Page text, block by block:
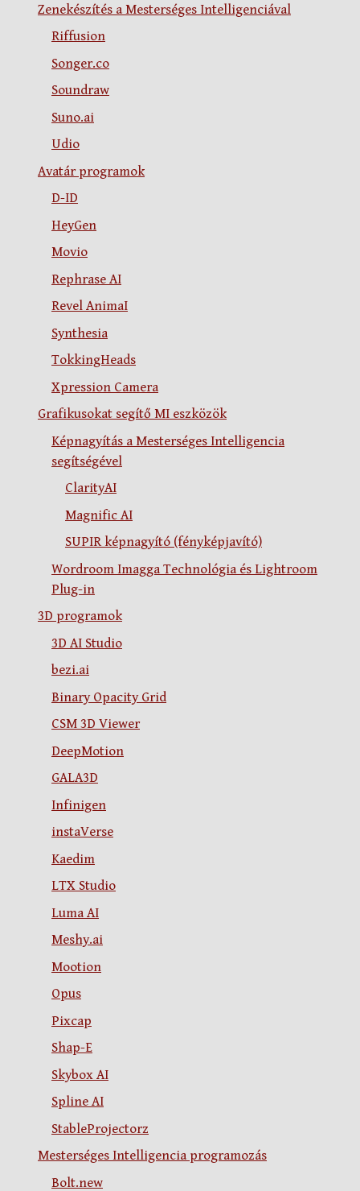
Zenekészítés a Mesterséges Intelligenciával
Riffusion
Songer.co
Soundraw
Suno.ai
Udio
Avatár programok
D-ID
HeyGen
Movio
Rephrase AI
Revel AnimaI
Synthesia
TokkingHeads
Xpression Camera
Grafikusokat segítő MI eszközök
Képnagyítás a Mesterséges Intelligencia
segítségével
ClarityAI
Magnific AI
SUPIR képnagyító (fényképjavító)
Wordroom Imagga Technológia és Lightroom
Plug-in
3D programok
3D AI Studio
bezi.ai
Binary Opacity Grid
CSM 3D Viewer
DeepMotion
GALA3D
Infinigen
instaVerse
Kaedim
LTX Studio
Luma AI
Meshy.ai
Mootion
Opus
Pixcap
Shap-E
Skybox AI
Spline AI
StableProjectorz
Mesterséges Intelligencia programozás
Bolt.new